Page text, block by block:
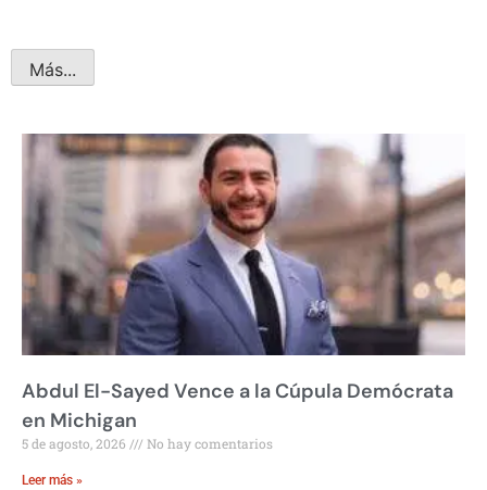
Más...
Abdul El-Sayed Vence a la Cúpula Demócrata
en Michigan
5 de agosto, 2026 No hay comentarios
Leer más »